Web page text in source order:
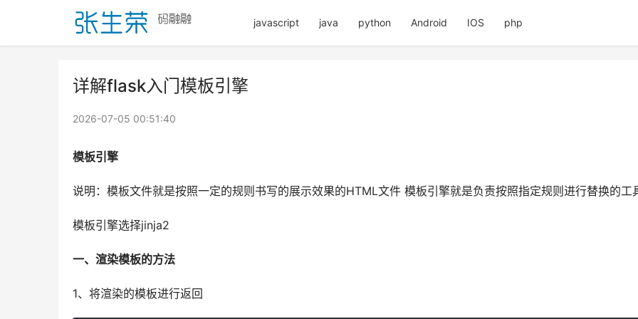
javascript java python Android IOS php
详解flask入门模板引擎
2026-07-05 00:51:40
模板引擎
说明：模板文件就是按照一定的规则书写的展示效果的HTML文件 模板引擎就是负责按照指定规则进行替换的工
模板引擎选择jinja2
一、渲染模板的方法
1、将渲染的模板进行返回